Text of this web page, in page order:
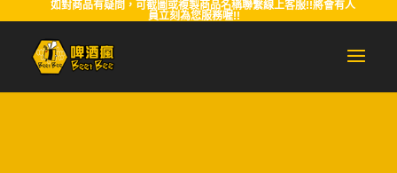
如對商品有疑問，可截圖或複製商品名稱聯繫線上客服!!將會有人
員立刻為您服務喔!!